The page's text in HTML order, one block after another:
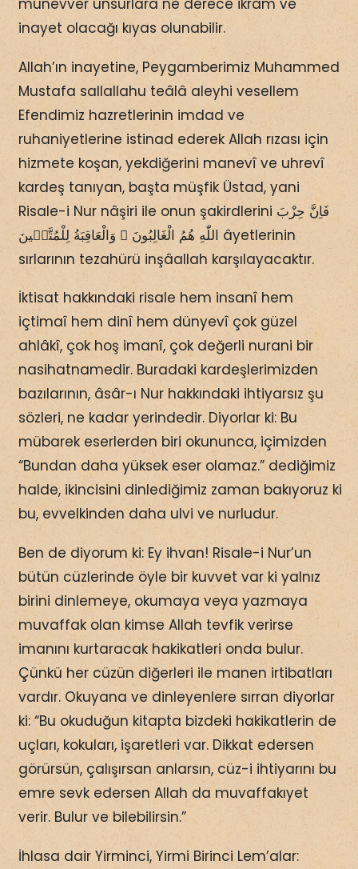
münevver unsurlara ne derece ikram ve
inayet olacağı kıyas olunabilir.
Allah’ın inayetine, Peygamberimiz Muhammed
Mustafa sallallahu teâlâ aleyhi vesellem
Efendimiz hazretlerinin imdad ve
ruhaniyetlerine istinad ederek Allah rızası için
hizmete koşan, yekdiğerini manevî ve uhrevî
kardeş tanıyan, başta müşfik Üstad, yani
Risale-i Nur nâşiri ile onun şakirdlerini فَاِنَّ حِزْبَ
اللّٰهِ هُمُ الْغَالِبُونَ ۞ وَالْعَاقِبَةُ لِلْمُتَّقٖينَ âyetlerinin
sırlarının tezahürü inşâallah karşılayacaktır.
İktisat hakkındaki risale hem insanî hem
içtimaî hem dinî hem dünyevî çok güzel
ahlâkî, çok hoş imanî, çok değerli nurani bir
nasihatnamedir. Buradaki kardeşlerimizden
bazılarının, âsâr-ı Nur hakkındaki ihtiyarsız şu
sözleri, ne kadar yerindedir. Diyorlar ki: Bu
mübarek eserlerden biri okununca, içimizden
“Bundan daha yüksek eser olamaz.” dediğimiz
halde, ikincisini dinlediğimiz zaman bakıyoruz ki
bu, evvelkinden daha ulvi ve nurludur.
Ben de diyorum ki: Ey ihvan! Risale-i Nur’un
bütün cüzlerinde öyle bir kuvvet var ki yalnız
birini dinlemeye, okumaya veya yazmaya
muvaffak olan kimse Allah tevfik verirse
imanını kurtaracak hakikatleri onda bulur.
Çünkü her cüzün diğerleri ile manen irtibatları
vardır. Okuyana ve dinleyenlere sırran diyorlar
ki: “Bu okuduğun kitapta bizdeki hakikatlerin de
uçları, kokuları, işaretleri var. Dikkat edersen
görürsün, çalışırsan anlarsın, cüz-i ihtiyarını bu
emre sevk edersen Allah da muvaffakıyet
verir. Bulur ve bilebilirsin.”
İhlasa dair Yirminci, Yirmi Birinci Lem’alar: